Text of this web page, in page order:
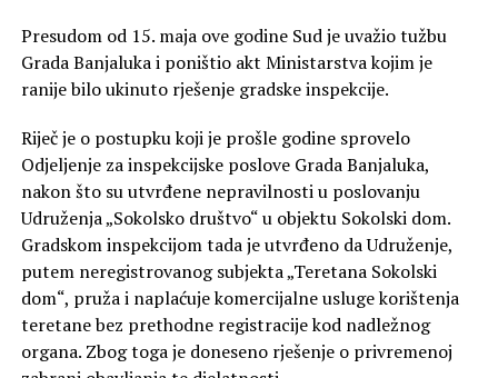
Presudom od 15. maja ove godine Sud je uvažio tužbu
Grada Banjaluka i poništio akt Ministarstva kojim je
ranije bilo ukinuto rješenje gradske inspekcije.
Riječ je o postupku koji je prošle godine sprovelo
Odjeljenje za inspekcijske poslove Grada Banjaluka,
nakon što su utvrđene nepravilnosti u poslovanju
Udruženja „Sokolsko društvo“ u objektu Sokolski dom.
Gradskom inspekcijom tada je utvrđeno da Udruženje,
putem neregistrovanog subjekta „Teretana Sokolski
dom“, pruža i naplaćuje komercijalne usluge korištenja
teretane bez prethodne registracije kod nadležnog
organa. Zbog toga je doneseno rješenje o privremenoj